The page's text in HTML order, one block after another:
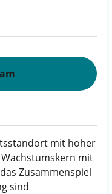
mit hoher
mit
Zusammenspiel
sind